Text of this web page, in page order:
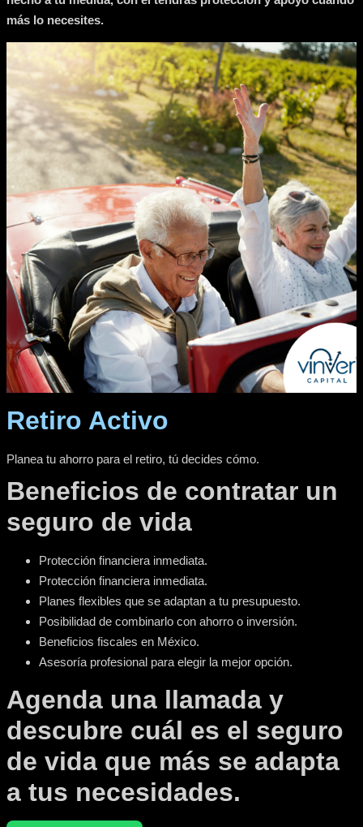
más lo necesites.
Retiro Activo
Planea tu ahorro para el retiro, tú decides cómo.
Beneficios de contratar un
seguro de vida
Protección financiera inmediata.
Protección financiera inmediata.
Planes flexibles que se adaptan a tu presupuesto.
Posibilidad de combinarlo con ahorro o inversión.
Beneficios fiscales en México.
Asesoría profesional para elegir la mejor opción.
Agenda una llamada y
descubre cuál es el seguro
de vida que más se adapta
a tus necesidades.